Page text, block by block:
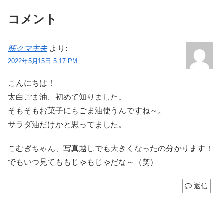
コメント
筋クマ主夫 より:
2022年5月15日 5:17 PM
こんにちは！
太白ごま油、初めて知りました。
そもそもお菓子にもごま油使うんですね～。
サラダ油だけかと思ってました。
こむぎちゃん、写真越しでも大きくなったの分かります！
でもいつ見てももじゃもじゃだな～（笑）
返信